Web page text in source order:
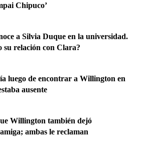
Chipuco’
a Silvia Duque en la universidad.
su relación con Clara?
luego de encontrar a Willington en
ausente
Willington también dejó
ambas le reclaman